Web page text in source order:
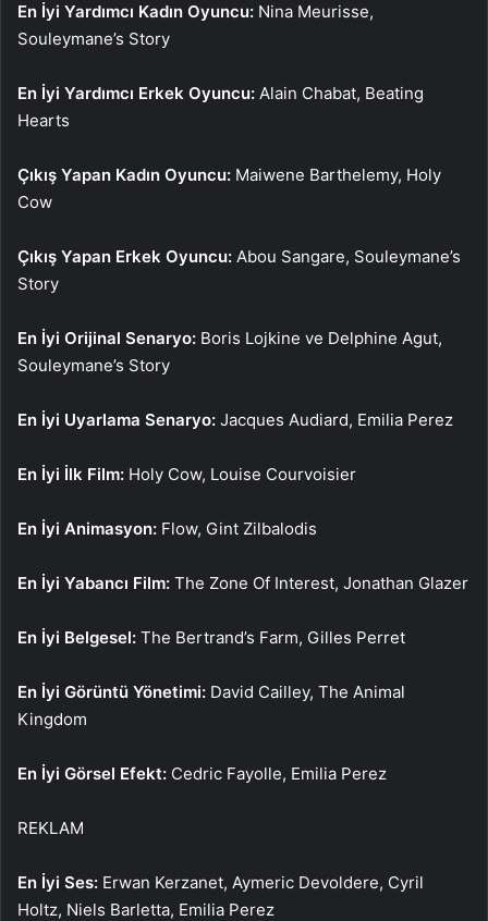
En İyi Yardımcı Kadın Oyuncu: Nina Meurisse,
Souleymane’s Story
En İyi Yardımcı Erkek Oyuncu: Alain Chabat, Beating
Hearts
Çıkış Yapan Kadın Oyuncu: Maiwene Barthelemy, Holy
Cow
Çıkış Yapan Erkek Oyuncu: Abou Sangare, Souleymane’s
Story
En İyi Orijinal Senaryo: Boris Lojkine ve Delphine Agut,
Souleymane’s Story
En İyi Uyarlama Senaryo: Jacques Audiard, Emilia Perez
En İyi İlk Film: Holy Cow, Louise Courvoisier
En İyi Animasyon: Flow, Gint Zilbalodis
En İyi Yabancı Film: The Zone Of Interest, Jonathan Glazer
En İyi Belgesel: The Bertrand’s Farm, Gilles Perret
En İyi Görüntü Yönetimi: David Cailley, The Animal
Kingdom
En İyi Görsel Efekt: Cedric Fayolle, Emilia Perez
REKLAM
En İyi Ses: Erwan Kerzanet, Aymeric Devoldere, Cyril
Holtz, Niels Barletta, Emilia Perez